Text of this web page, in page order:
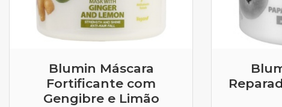
Blumin Máscara
Fortificante com
Gengibre e Limão